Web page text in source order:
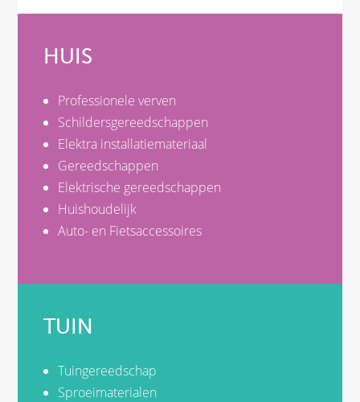
HUIS
Professionele verven
Schildersgereedschappen
Elektra installatiemateriaal
Gereedschappen
Elektrische gereedschappen
Huishoudelijk
Auto- en Fietsaccessoires
TUIN
Tuingereedschap
Sproeimaterialen